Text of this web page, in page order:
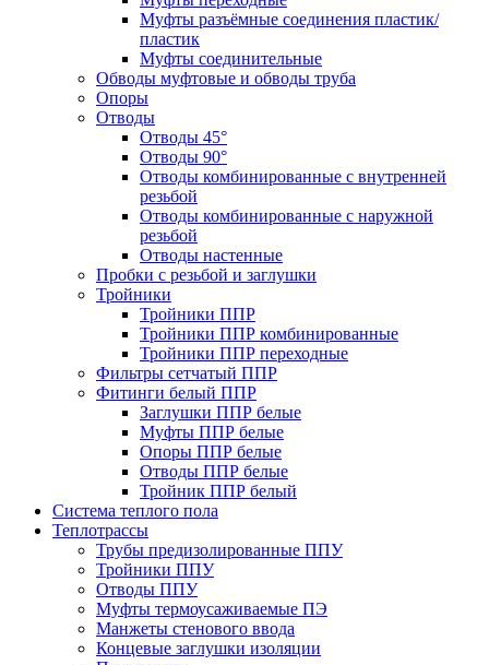
Муфты разъёмные соединения пластик/
пластик
Муфты соединительные
Обводы муфтовые и обводы труба
Опоры
Отводы
Отводы 45°
Отводы 90°
Отводы комбинированные с внутренней
резьбой
Отводы комбинированные с наружной
резьбой
Отводы настенные
Пробки с резьбой и заглушки
Тройники
Тройники ППР
Тройники ППР комбинированные
Тройники ППР переходные
Фильтры сетчатый ППР
Фитинги белый ППР
Заглушки ППР белые
Муфты ППР белые
Опоры ППР белые
Отводы ППР белые
Тройник ППР белый
Система теплого пола
Теплотрассы
Трубы предизолированные ППУ
Тройники ППУ
Отводы ППУ
Муфты термоусаживаемые ПЭ
Манжеты стенового ввода
Концевые заглушки изоляции